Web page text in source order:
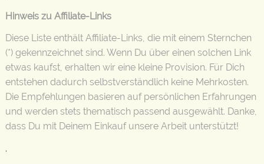
Hinweis zu Affiliate-Links
Diese Liste enthält Affiliate-Links, die mit einem Sternchen
(*) gekennzeichnet sind. Wenn Du über einen solchen Link
etwas kaufst, erhalten wir eine kleine Provision. Für Dich
entstehen dadurch selbstverständlich keine Mehrkosten.
Die Empfehlungen basieren auf persönlichen Erfahrungen
und werden stets thematisch passend ausgewählt. Danke,
dass Du mit Deinem Einkauf unsere Arbeit unterstützt!
.